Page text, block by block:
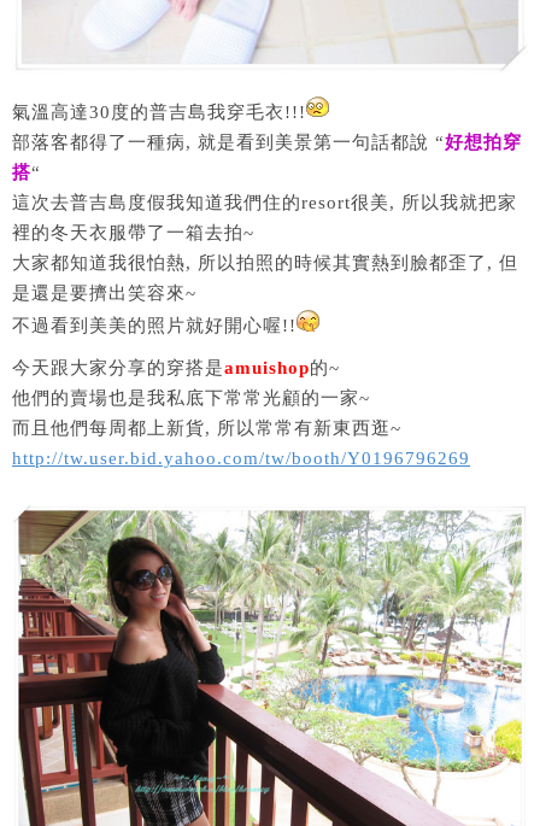
氣溫高達30度的普吉島我穿毛衣!!!
部落客都得了一種病, 就是看到美景第一句話都說 “好想拍穿
搭“
這次去普吉島度假我知道我們住的resort很美, 所以我就把家
裡的冬天衣服帶了一箱去拍~
大家都知道我很怕熱, 所以拍照的時候其實熱到臉都歪了, 但
是還是要擠出笑容來~
不過看到美美的照片就好開心喔!!
今天跟大家分享的穿搭是amuishop的~
他們的賣場也是我私底下常常光顧的一家~
而且他們每周都上新貨, 所以常常有新東西逛~
http://tw.user.bid.yahoo.com/tw/booth/Y0196796269